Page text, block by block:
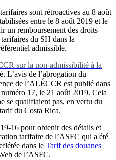
sont rétroactives au 8 août
entre le 8 août 2019 et le
un remboursement des droits
du SH dans la
admissible.
sur la non-admissibilité à la
L’avis de l’abrogation du
de l’ALÉCCR est publié dans
17, le 21 août 2019. Cela
se qualifiaient pas, en vertu du
du Costa Rica.
16 pour obtenir des détails et
tarifaire de l’ASFC qui a été
dans le Tarif des douanes
de l’ASFC.